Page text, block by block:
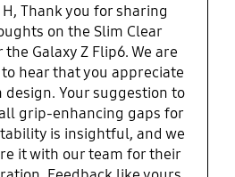
H, Thank you for sharing
on the Slim Clear
the Galaxy Z Flip6. We are
hear that you appreciate
design. Your suggestion to
grip-enhancing gaps for
is insightful, and we
it with our team for their